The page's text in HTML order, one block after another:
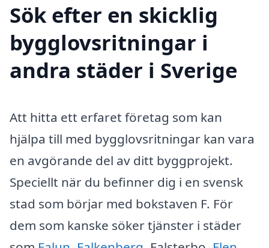
Sök efter en skicklig
bygglovsritningar i
andra städer i Sverige
Att hitta ett erfaret företag som kan
hjälpa till med bygglovsritningar kan vara
en avgörande del av ditt byggprojekt.
Speciellt när du befinner dig i en svensk
stad som börjar med bokstaven F. För
dem som kanske söker tjänster i städer